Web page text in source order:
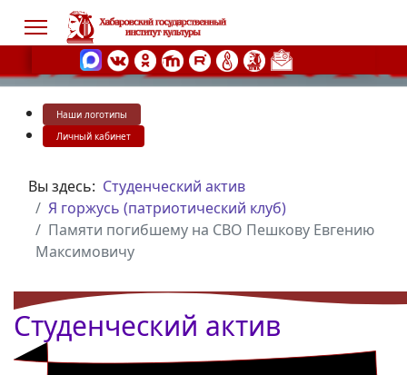
Наши логотипы
Личный кабинет
Вы здесь: Студенческий актив
Я горжусь (патриотический клуб)
Памяти погибшему на СВО Пешкову Евгению
Максимовичу
Студенческий актив